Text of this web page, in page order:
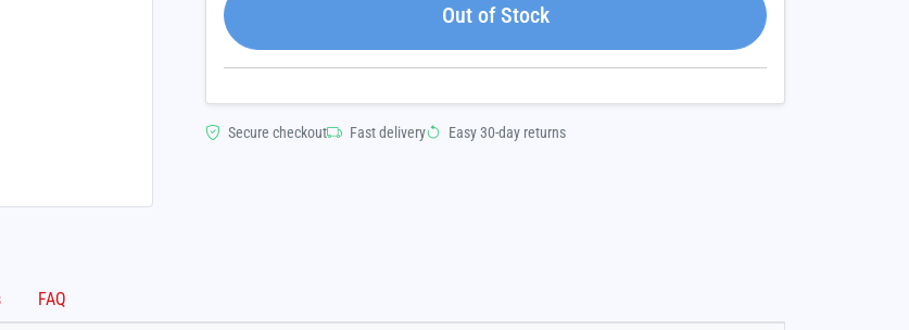
Out of Stock
Secure checkout Fast delivery Easy 30-day returns
FAQ